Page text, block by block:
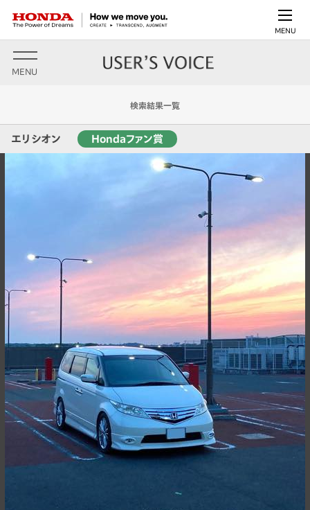
MENU
MENU
検索結果一覧
エリシオン Hondaファン賞